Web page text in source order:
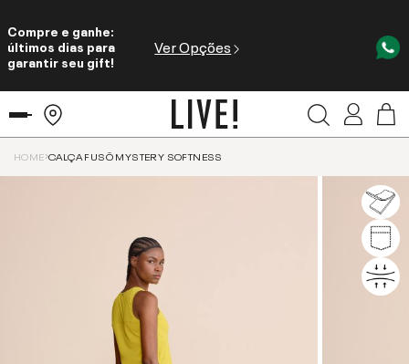
Compre e ganhe:
últimos dias para
garantir seu gift!
Ver Opções
HOME CALÇA FUSÔ MYSTERY SOFTNESS